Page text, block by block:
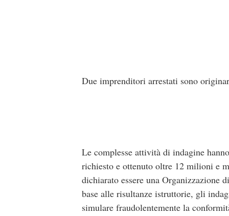
Due imprenditori arrestati sono
Le complesse attività di indagine
richiesto e ottenuto oltre 12 milioni e
dichiarato essere una Organizzazione
base alle risultanze istruttorie, gli
simulare fraudolentemente la